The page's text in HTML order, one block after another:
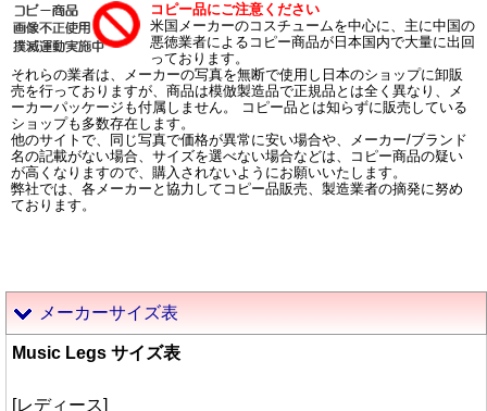
コピー品にご注意ください
米国メーカーのコスチュームを中心に、主に中国の
悪徳業者によるコピー商品が日本国内で大量に出回
っております。
それらの業者は、メーカーの写真を無断で使用し日本のショップに卸販
売を行っておりますが、商品は模倣製造品で正規品とは全く異なり、メ
ーカーパッケージも付属しません。 コピー品とは知らずに販売している
ショップも多数存在します。
他のサイトで、同じ写真で価格が異常に安い場合や、メーカー/ブランド
名の記載がない場合、サイズを選べない場合などは、コピー商品の疑い
が高くなりますので、購入されないようにお願いいたします。
弊社では、各メーカーと協力してコピー品販売、製造業者の摘発に努め
ております。
メーカーサイズ表
Music Legs サイズ表
[レディース]